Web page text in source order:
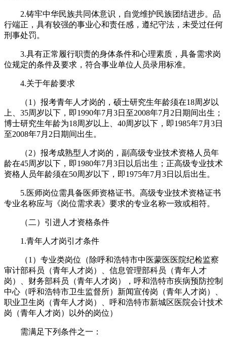
2.铸牢中华民族共同体意识，自觉维护民族团结进步。品
行端正，具有较强的事业心和责任感，遵纪守法，未受过任何
刑事处罚。
3.具有正常履行职责的身体条件和心理素质，具备需求岗
位规定的条件及要求，符合事业单位人员录用标准。
4.关于年龄要求
（1）报考青年人才岗的，硕士研究生年龄须在18周岁以
上、35周岁以下，即1990年7月3日至2008年7月2日期间出生；
博士研究生年龄为18周岁以上、40周岁以下，即1985年7月3日
至2008年7月2日期间出生。
（2）报考成熟型人才岗的，副高级专业技术资格人员年
龄在45周岁以下，即1980年7月3日以后出生；正高级专业技术
资格人员年龄须在50周岁以下，即1975年7月3日以后出生。
5.医师岗位需具备医师资格证书。高级专业技术资格证书
专业名称应与《岗位需求表》要求的专业名称一致或相符。
（二）引进人才资格条件
1.青年人才岗引才条件
（1）专业类岗位（除呼和浩特市中医蒙医医院纪检监察
审计部科员（青年人才岗）、信息管理部科员（青年人才
岗）、财务部科员（青年人才岗），呼和浩特市疾病预防控制
中心（呼和浩特市卫生监督所）新闻宣传岗（青年人才岗）、
职业卫生岗（青年人才岗）、呼和浩特市新城区医院会计技术
岗（青年人才岗）以外的岗位）
需满足下列条件之一：